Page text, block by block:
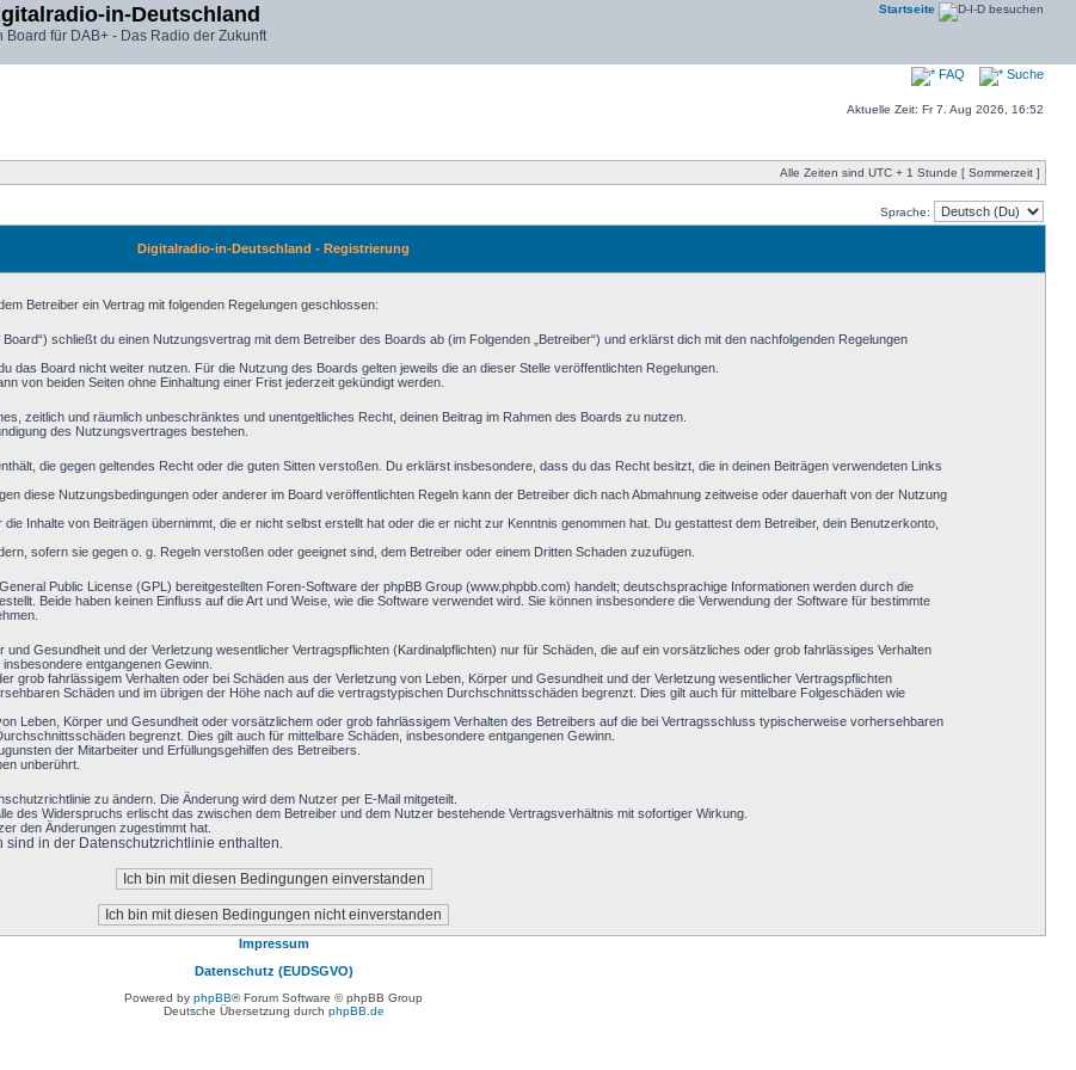
in-Deutschland
Board für DAB+ - Das Radio der Zukunft
Startseite
FAQ Suche
Aktuelle Zeit: Fr 7. Aug 2026, 16:52
Alle Zeiten sind UTC + 1 Stunde [ Sommerzeit ]
Sprache:
Digitalradio-in-Deutschland - Registrierung
Betreiber ein Vertrag mit folgenden Regelungen geschlossen:
schließt du einen Nutzungsvertrag mit dem Betreiber des Boards ab (im Folgenden „Betreiber“) und erklärst dich mit den nachfolgenden Regelungen
das Board nicht weiter nutzen. Für die Nutzung des Boards gelten jeweils die an dieser Stelle veröffentlichten Regelungen.
von beiden Seiten ohne Einhaltung einer Frist jederzeit gekündigt werden.
zeitlich und räumlich unbeschränktes und unentgeltliches Recht, deinen Beitrag im Rahmen des Boards zu nutzen.
des Nutzungsvertrages bestehen.
die gegen geltendes Recht oder die guten Sitten verstoßen. Du erklärst insbesondere, dass du das Recht besitzt, die in deinen Beiträgen verwendeten Links
diese Nutzungsbedingungen oder anderer im Board veröffentlichten Regeln kann der Betreiber dich nach Abmahnung zeitweise oder dauerhaft von der Nutzung
Inhalte von Beiträgen übernimmt, die er nicht selbst erstellt hat oder die er nicht zur Kenntnis genommen hat. Du gestattest dem Betreiber, dein Benutzerkonto,
sofern sie gegen o. g. Regeln verstoßen oder geeignet sind, dem Betreiber oder einem Dritten Schaden zuzufügen.
Public License (GPL) bereitgestellten Foren-Software der phpBB Group (www.phpbb.com) handelt; deutschsprachige Informationen werden durch die
Beide haben keinen Einfluss auf die Art und Weise, wie die Software verwendet wird. Sie können insbesondere die Verwendung der Software für bestimmte
Gesundheit und der Verletzung wesentlicher Vertragspflichten (Kardinalpflichten) nur für Schäden, die auf ein vorsätzliches oder grob fahrlässiges Verhalten
entgangenen Gewinn.
grob fahrlässigem Verhalten oder bei Schäden aus der Verletzung von Leben, Körper und Gesundheit und der Verletzung wesentlicher Vertragspflichten
Schäden und im übrigen der Höhe nach auf die vertragstypischen Durchschnittsschäden begrenzt. Dies gilt auch für mittelbare Folgeschäden wie
Leben, Körper und Gesundheit oder vorsätzlichem oder grob fahrlässigem Verhalten des Betreibers auf die bei Vertragsschluss typischerweise vorhersehbaren
begrenzt. Dies gilt auch für mittelbare Schäden, insbesondere entgangenen Gewinn.
der Mitarbeiter und Erfüllungsgehilfen des Betreibers.
unberührt.
zu ändern. Die Änderung wird dem Nutzer per E-Mail mitgeteilt.
des Widerspruchs erlischt das zwischen dem Betreiber und dem Nutzer bestehende Vertragsverhältnis mit sofortiger Wirkung.
den Änderungen zugestimmt hat.
in der Datenschutzrichtlinie enthalten.
Impressum
Datenschutz (EUDSGVO)
Powered by phpBB® Forum Software © phpBB Group
Deutsche Übersetzung durch phpBB.de